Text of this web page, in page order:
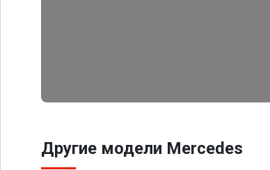
Другие модели Mercedes